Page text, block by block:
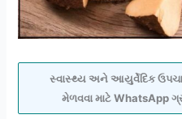
સ્વાસ્થ્ય અને આયુર્વેદિક
મેળવવા માટે WhatsApp